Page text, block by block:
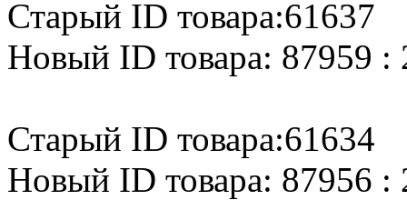
Старый ID товара:61637
Новый ID товара: 87959 :
Старый ID товара:61634
Новый ID товара: 87956 :